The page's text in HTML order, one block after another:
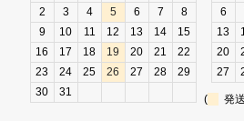
2
3 4 5 6 7
8
9
10 11 12 13 14
15
16
17 18 19 20 21
22
23
24 25 26 27 28
29
30
31
6
13
20
27
( 発